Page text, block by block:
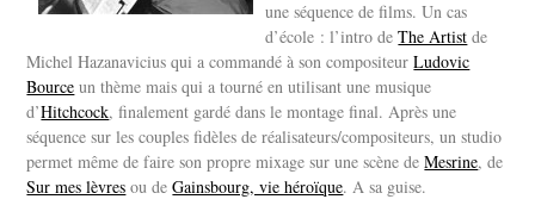
une séquence de films. Un cas
d’école : l’intro deThe Artist de
Michel Hazanavicius qui a commandé à son compositeurLudovic
Bource un thème mais qui a tourné en utilisant une musique
d’Hitchcock, finalement gardé dans le montage final. Après une
séquence sur les couples fidèles de réalisateurs/compositeurs, un studio
permet même de faire son propre mixage sur une scène deMesrine, de
Sur mes lèvres ou deGainsbourg, vie héroïque. A sa guise.